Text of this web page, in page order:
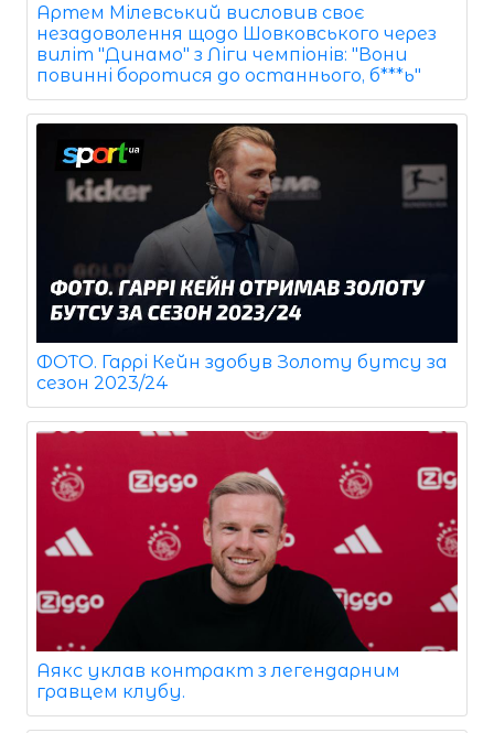
Артем Мілевський висловив своє
незадоволення щодо Шовковського через
виліт "Динамо" з Ліги чемпіонів: "Вони
повинні боротися до останнього, б***ь"
ФОТО. Гаррі Кейн здобув Золоту бутсу за
сезон 2023/24
Аякс уклав контракт з легендарним
гравцем клубу.